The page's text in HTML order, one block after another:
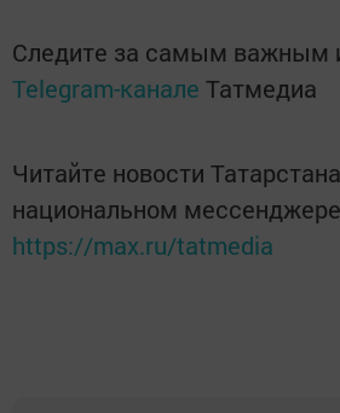
Следите за самым важным
Telegram-канале Татмедиа
Читайте новости
национальном
https://max.ru/tatmedia